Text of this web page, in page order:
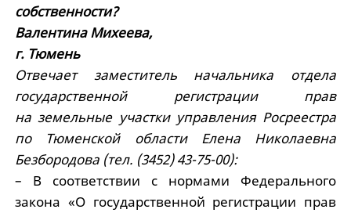
собственности?
Валентина Михеева,
г. Тюмень
Отвечает заместитель начальника отдела
государственной регистрации прав
на земельные участки управления Росреестра
по Тюменской области Елена Николаевна
Безбородова (тел. (3452) 43-75-00):
– В соответствии с нормами Федерального
закона «О государственной регистрации прав